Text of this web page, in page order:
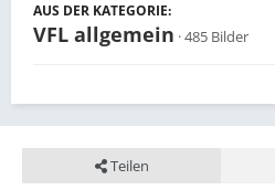
AUS DER KATEGORIE:
VFL allgemein · 485 Bilder
Teilen